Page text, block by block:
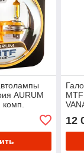
Н27(881), 12V,
AURUM
комп.
12